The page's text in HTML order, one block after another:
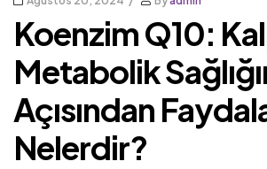
Koenzim Q10:
Metabolik
Açısından
Nelerdir?